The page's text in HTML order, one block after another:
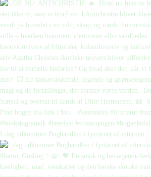
I dag udkommer Boghandlen i fyrtårnet af internati